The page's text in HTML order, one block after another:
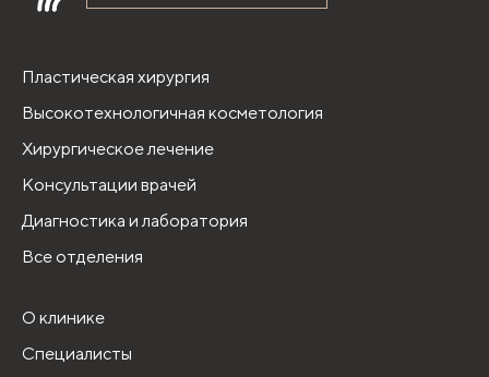
Пластическая хирургия
Высокотехнологичная косметология
Хирургическое лечение
Консультации врачей
Диагностика и лаборатория
Все отделения
О клинике
Специалисты